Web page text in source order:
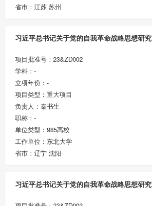
省市：江苏 苏州
习近平总书记关于党的自我革命战略思想研究
项目批准号：23&ZD002
学科：-
立项年份：-
项目类型：重大项目
负责人：秦书生
职称：-
单位类型：985高校
工作单位：东北大学
省市：辽宁 沈阳
习近平总书记关于党的自我革命战略思想研究